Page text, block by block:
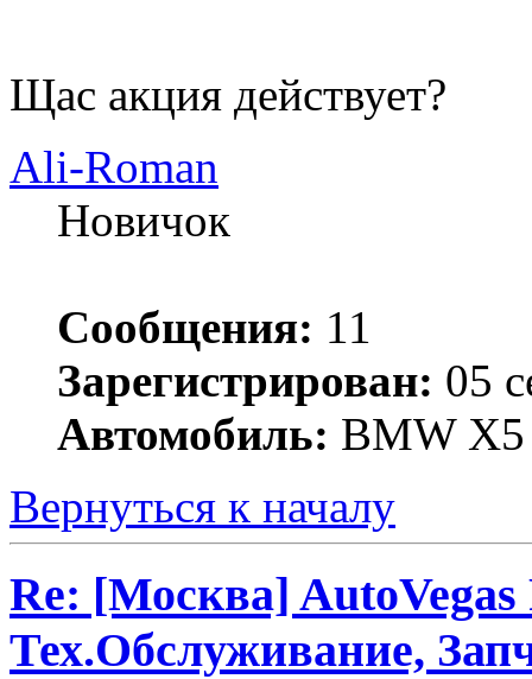
Щас акция действует?
Ali-Roman
Новичок
Сообщения: 11
Зарегистрирован: 05
Автомобиль: BMW X5
Вернуться к началу
Re: [Москва]
Тех.Обслуживание,